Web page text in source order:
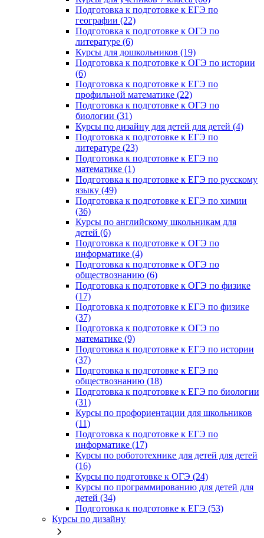
Подготовка к подготовке к ЕГЭ по
географии (22)
Подготовка к подготовке к ОГЭ по
литературе (6)
Курсы для дошкольников (19)
Подготовка к подготовке к ОГЭ по истории
(6)
Подготовка к подготовке к ЕГЭ по
профильной математике (22)
Подготовка к подготовке к ОГЭ по
биологии (31)
Курсы по дизайну для детей для детей (4)
Подготовка к подготовке к ЕГЭ по
литературе (23)
Подготовка к подготовке к ЕГЭ по
математике (1)
Подготовка к подготовке к ЕГЭ по русскому
языку (49)
Подготовка к подготовке к ЕГЭ по химии
(36)
Курсы по английскому школьникам для
детей (6)
Подготовка к подготовке к ОГЭ по
информатике (4)
Подготовка к подготовке к ОГЭ по
обществознанию (6)
Подготовка к подготовке к ОГЭ по физике
(17)
Подготовка к подготовке к ЕГЭ по физике
(37)
Подготовка к подготовке к ОГЭ по
математике (9)
Подготовка к подготовке к ЕГЭ по истории
(37)
Подготовка к подготовке к ЕГЭ по
обществознанию (18)
Подготовка к подготовке к ЕГЭ по биологии
(31)
Курсы по профориентации для школьников
(11)
Подготовка к подготовке к ЕГЭ по
информатике (17)
Курсы по робототехнике для детей для детей
(16)
Курсы по подготовке к ОГЭ (24)
Курсы по программированию для детей для
детей (34)
Подготовка к подготовке к ЕГЭ (53)
Курсы по дизайну